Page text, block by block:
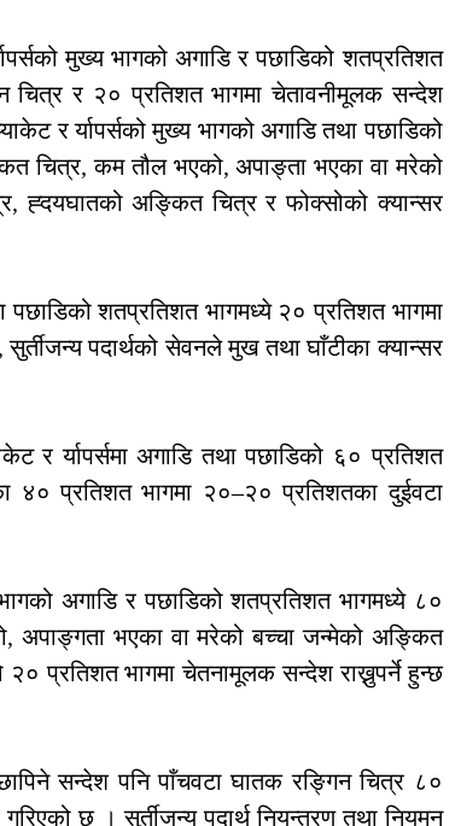
मुख्य भागको अगाडि र पछाडिको शतप्रतिशत
चित्र र २० प्रतिशत भागमा चेतावनीमूलक सन्देश
र र्यापर्सको मुख्य भागको अगाडि तथा पछाडिको
चित्र, कम तौल भएको, अपाङ्ता भएका वा मरेको
ह्दयघातको अङ्कित चित्र र फोक्सोको क्यान्सर
पछाडिको शतप्रतिशत भागमध्ये २० प्रतिशत भागमा
पदार्थको सेवनले मुख तथा घाँटीका क्यान्सर
र र्यापर्समा अगाडि तथा पछाडिको ६० प्रतिशत
४० प्रतिशत भागमा २०–२० प्रतिशतका दुईवटा
अगाडि र पछाडिको शतप्रतिशत भागमध्ये ८०
अपाङ्गता भएका वा मरेको बच्चा जन्मेको अङ्कित
२० प्रतिशत भागमा चेतनामूलक सन्देश राख्नुपर्ने हुन्छ
छापिने सन्देश पनि पाँचवटा घातक रङ्गिन चित्र ८०
छ । सुर्तीजन्य पदार्थ नियन्त्रण तथा नियमन